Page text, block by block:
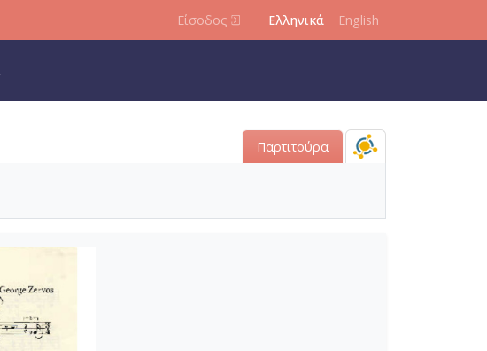
Είσοδος Ελληνικά English
Παρτιτούρα